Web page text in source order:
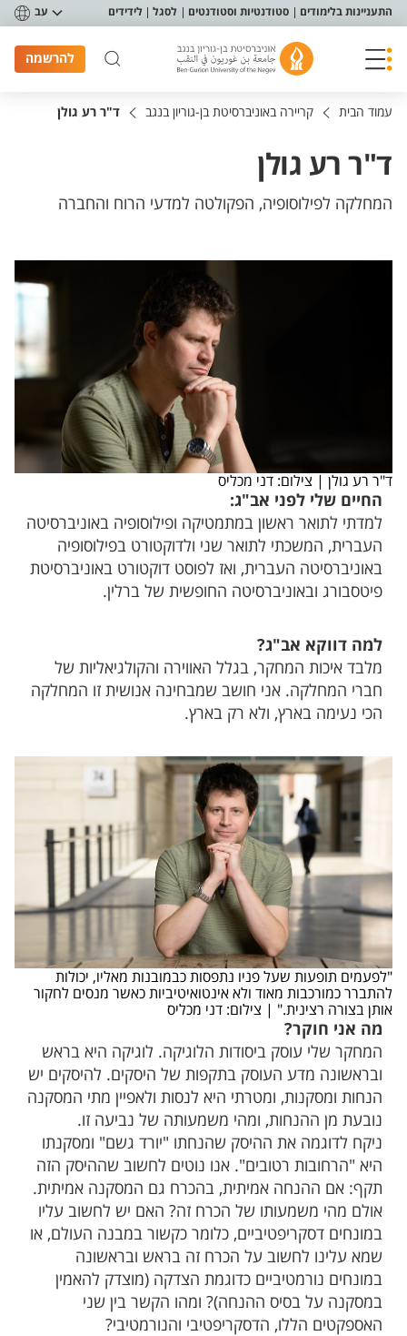
תפריט נגישות
התעניינות בלימודים סטודנטיות וסטודנטים לסגל לידידים עב
להרשמה
עמוד הבית קריירה באוניברסיטת בן-גוריון בנגב ד"ר רע גולן
ד"ר רע גולן
המחלקה לפילוסופיה, הפקולטה למדעי הרוח והחברה
ד"ר רע גולן | צילום: דני מכליס
החיים שלי לפני אב"ג:
למדתי לתואר ראשון במתמטיקה ופילוסופיה באוניברסיטה
העברית, המשכתי לתואר שני ולדוקטורט בפילוסופיה
באוניברסיטה העברית, ואז לפוסט דוקטורט באוניברסיטת
פיטסבורג ובאוניברסיטה החופשית של ברלין.
למה דווקא אב"ג?
מלבד איכות המחקר, בגלל האווירה והקולגיאליות של
חברי המחלקה. אני חושב שמבחינה אנושית זו המחלקה
הכי נעימה בארץ, ולא רק בארץ.
"לפעמים תופעות שעל פניו נתפסות כבמובנות מאליו, יכולות
להתברר כמורכבות מאוד ולא אינטואיטיביות כאשר מנסים לחקור
אותן בצורה רצינית." | צילום: דני מכליס
מה אני חוקר?
המחקר שלי עוסק ביסודות הלוגיקה. לוגיקה היא בראש
ובראשונה מדע העוסק בתקפות של היסקים. להיסקים יש
הנחות ומסקנות, ומטרתי היא לנסות ולאפיין מתי המסקנה
נובעת מן ההנחות, ומהי משמעותה של נביעה זו.
ניקח לדוגמה את ההיסק שהנחתו "יורד גשם" ומסקנתו
היא "הרחובות רטובים". אנו נוטים לחשוב שההיסק הזה
תקף: אם ההנחה אמיתית, בהכרח גם המסקנה אמיתית.
אולם מהי משמעותו של הכרח זה? האם יש לחשוב עליו
במונחים דסקריפטיביים, כלומר כקשור במבנה העולם, או
שמא עלינו לחשוב על הכרח זה בראש ובראשונה
במונחים נורמטיביים כדוגמת הצדקה (מוצדק להאמין
במסקנה על בסיס ההנחה)? ומהו הקשר בין שני
האספקטים הללו, הדסקריפטיבי והנורמטיבי?